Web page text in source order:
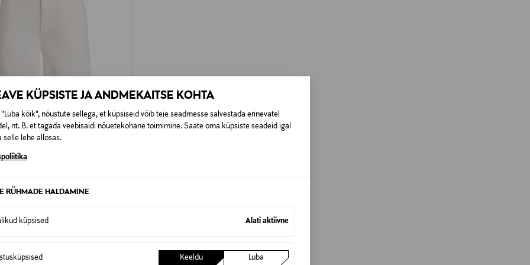
KÜPSISTE JA ANDMEKAITSE KOHTA
kõik", nõustute sellega, et küpsiseid võib teie seadmesse salvestada erinevatel
nt. B. et tagada veebisaidi nõuetekohane toimimine. Saate oma küpsiste seadeid igal
selle lehe allosas.
RÜHMADE HALDAMINE
küpsised Alati aktiivne
Keeldu Luba
LAUREN